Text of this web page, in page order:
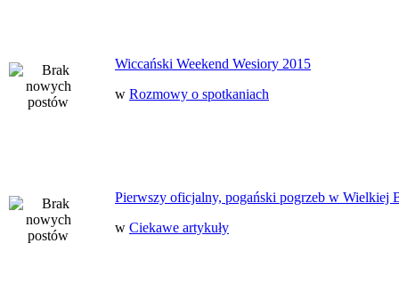
Wiccański Weekend Wesiory 2015
w Rozmowy o spotkaniach
Pierwszy oficjalny, pogański pogrzeb w Wielkiej
w Ciekawe artykuły